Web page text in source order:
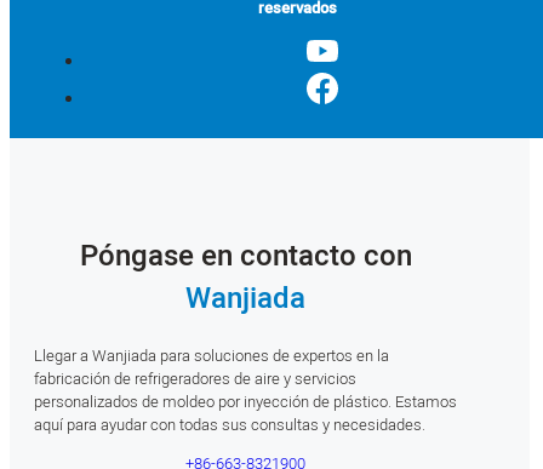
reservados
Póngase en contacto con
Wanjiada
Llegar a Wanjiada para soluciones de expertos en la
fabricación de refrigeradores de aire y servicios
personalizados de moldeo por inyección de plástico. Estamos
aquí para ayudar con todas sus consultas y necesidades.
+86-663-8321900